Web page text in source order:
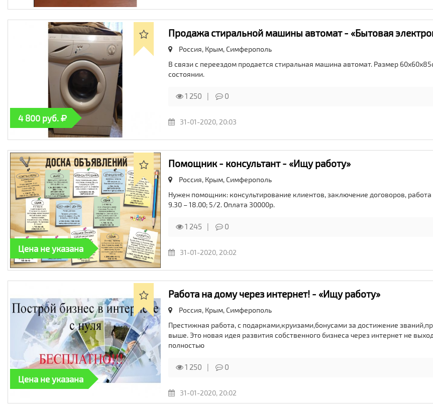
4 800 руб.
Продажа стиральной машины автомат - «Бытовая
Россия, Крым,Симферополь
В связи с переездом продается стиральная машина автомат. Размер
состоянии.
1 250 0
31-01-2020, 20:03
Цена не указана
Помощник - консультант - «Ищу работу»
Россия, Крым,Симферополь
Нужен помощник: консультирование клиентов, заключение договоров,
9.30 – 18.00; 5/2. Оплата 30000р.
1 245 0
31-01-2020, 20:02
Цена не указана
Работа на дому через интернет! - «Ищу работу»
Россия, Крым,Симферополь
Престижная работа, с подарками,круизами,бонусами за достижение
выше. Это новая идея развития собственного бизнеса через интернет не
полностью
1 250 0
31-01-2020, 20:02